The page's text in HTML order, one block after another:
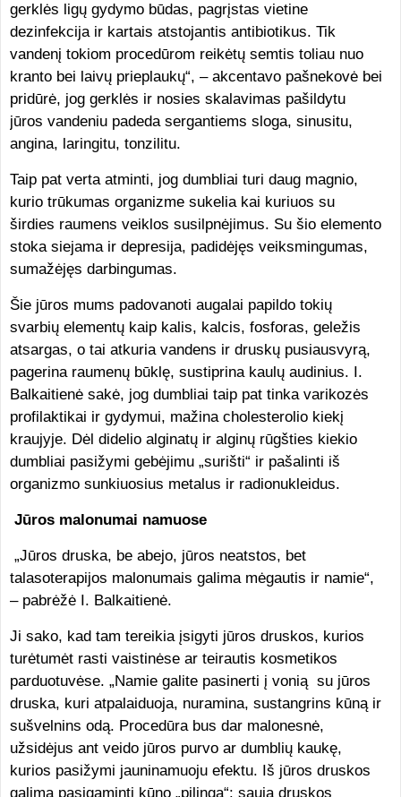
gerklės ligų gydymo būdas, pagrįstas vietine
dezinfekcija ir kartais atstojantis antibiotikus. Tik
vandenį tokiom procedūrom reikėtų semtis toliau nuo
kranto bei laivų prieplaukų“, – akcentavo pašnekovė bei
pridūrė, jog gerklės ir nosies skalavimas pašildytu
jūros vandeniu padeda sergantiems sloga, sinusitu,
angina, laringitu, tonzilitu.
Taip pat verta atminti, jog dumbliai turi daug magnio,
kurio trūkumas organizme sukelia kai kuriuos su
širdies raumens veiklos susilpnėjimus. Su šio elemento
stoka siejama ir depresija, padidėjęs veiksmingumas,
sumažėjęs darbingumas.
Šie jūros mums padovanoti augalai papildo tokių
svarbių elementų kaip kalis, kalcis, fosforas, geležis
atsargas, o tai atkuria vandens ir druskų pusiausvyrą,
pagerina raumenų būklę, sustiprina kaulų audinius. I.
Balkaitienė sakė, jog dumbliai taip pat tinka varikozės
profilaktikai ir gydymui, mažina cholesterolio kiekį
kraujyje. Dėl didelio alginatų ir alginų rūgšties kiekio
dumbliai pasižymi gebėjimu „surišti“ ir pašalinti iš
organizmo sunkiuosius metalus ir radionukleidus.
Jūros malonumai namuose
„Jūros druska, be abejo, jūros neatstos, bet
talasoterapijos malonumais galima mėgautis ir namie“,
– pabrėžė I. Balkaitienė.
Ji sako, kad tam tereikia įsigyti jūros druskos, kurios
turėtumėt rasti vaistinėse ar teirautis kosmetikos
parduotuvėse. „Namie galite pasinerti į vonią su jūros
druska, kuri atpalaiduoja, nuramina, sustangrins kūną ir
sušvelnins odą. Procedūra bus dar malonesnė,
užsidėjus ant veido jūros purvo ar dumblių kaukę,
kurios pasižymi jauninamuoju efektu. Iš jūros druskos
galima pasigaminti kūno „pilingą“: saują druskos